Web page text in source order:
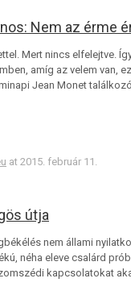
Nem az érme
Mert nincs elfelejtve.
amíg az velem van,
Jean Monet
at 2015. február 11.
útja
nem állami
néha eleve csalárd
kapcsolatokat